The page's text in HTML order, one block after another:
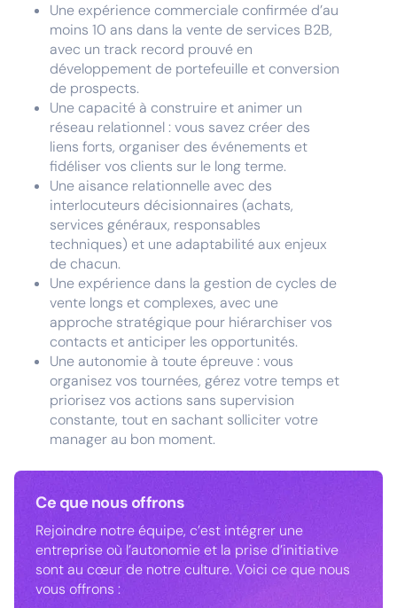
Une expérience commerciale confirmée d’au
moins 10 ans dans la vente de services B2B,
avec un track record prouvé en
développement de portefeuille et conversion
de prospects.
Une capacité à construire et animer un
réseau relationnel : vous savez créer des
liens forts, organiser des événements et
fidéliser vos clients sur le long terme.
Une aisance relationnelle avec des
interlocuteurs décisionnaires (achats,
services généraux, responsables
techniques) et une adaptabilité aux enjeux
de chacun.
Une expérience dans la gestion de cycles de
vente longs et complexes, avec une
approche stratégique pour hiérarchiser vos
contacts et anticiper les opportunités.
Une autonomie à toute épreuve : vous
organisez vos tournées, gérez votre temps et
priorisez vos actions sans supervision
constante, tout en sachant solliciter votre
manager au bon moment.
Ce que nous offrons
Rejoindre notre équipe, c’est intégrer une
entreprise où l’autonomie et la prise d’initiative
sont au cœur de notre culture. Voici ce que nous
vous offrons :